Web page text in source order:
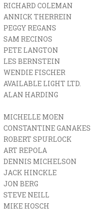
RICHARD COLEMAN
ANNICK THERREIN
PEGGY REGANS
SAM RECINOS
PETE LANGTON
LES BERNSTEIN
WENDIE FISCHER
AVAILABLE LIGHT LTD.
ALAN HARDING
MICHELLE MOEN
CONSTANTINE GANAKES
ROBERT SPURLOCK
ART REPOLA
DENNIS MICHELSON
JACK HINCKLE
JON BERG
STEVE NEILL
MIKE HOSCH